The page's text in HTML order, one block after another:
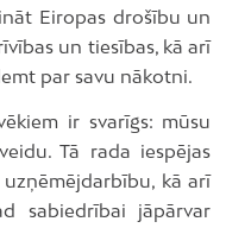
Eiropas drošību un
un tiesības, kā arī
par savu nākotni.
ir svarīgs: mūsu
Tā rada iespējas
kā arī
sabiedrībai jāpārvar